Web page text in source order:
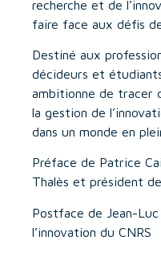
recherche et de
faire face aux défis
Destiné aux
décideurs et
ambitionne de tracer
la gestion de
dans un monde en
Préface de Patrice
Thalès et président de
Postface de Jean-
l’innovation du CNRS